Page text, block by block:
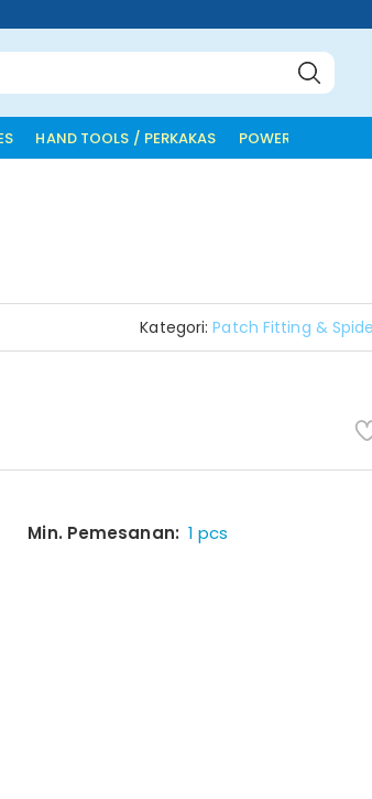
HAND TOOLS / PERKAKAS POWER TOOLS
Kategori:Patch Fitting &
Min. Pemesanan: 1 pcs